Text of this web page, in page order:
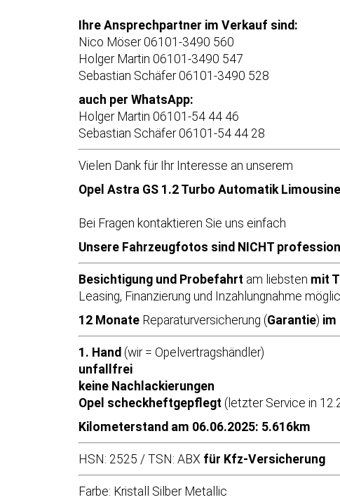
Ihre Ansprechpartner im Verkauf sind:
Nico Möser 06101-3490 560
Holger Martin 06101-3490 547
Sebastian Schäfer 06101-3490 528
auch per WhatsApp:
Holger Martin 06101-54 44 46
Sebastian Schäfer 06101-54 44 28
Vielen Dank für Ihr Interesse an unserem
Opel Astra GS 1.2 Turbo Automatik
Bei Fragen kontaktieren Sie uns einfach
Unsere Fahrzeugfotos sind NICHT
Besichtigung und Probefahrt am liebsten mit
Leasing, Finanzierung und Inzahlungnahme
12 Monate Reparaturversicherung (Garantie) im
1. Hand (wir = Opelvertragshändler)
unfallfrei
keine Nachlackierungen
Opel scheckheftgepflegt (letzter Service in
Kilometerstand am 06.06.2025: 5.616km
HSN: 2525 / TSN: ABX für Kfz-Versicherung
Farbe: Kristall Silber Metallic